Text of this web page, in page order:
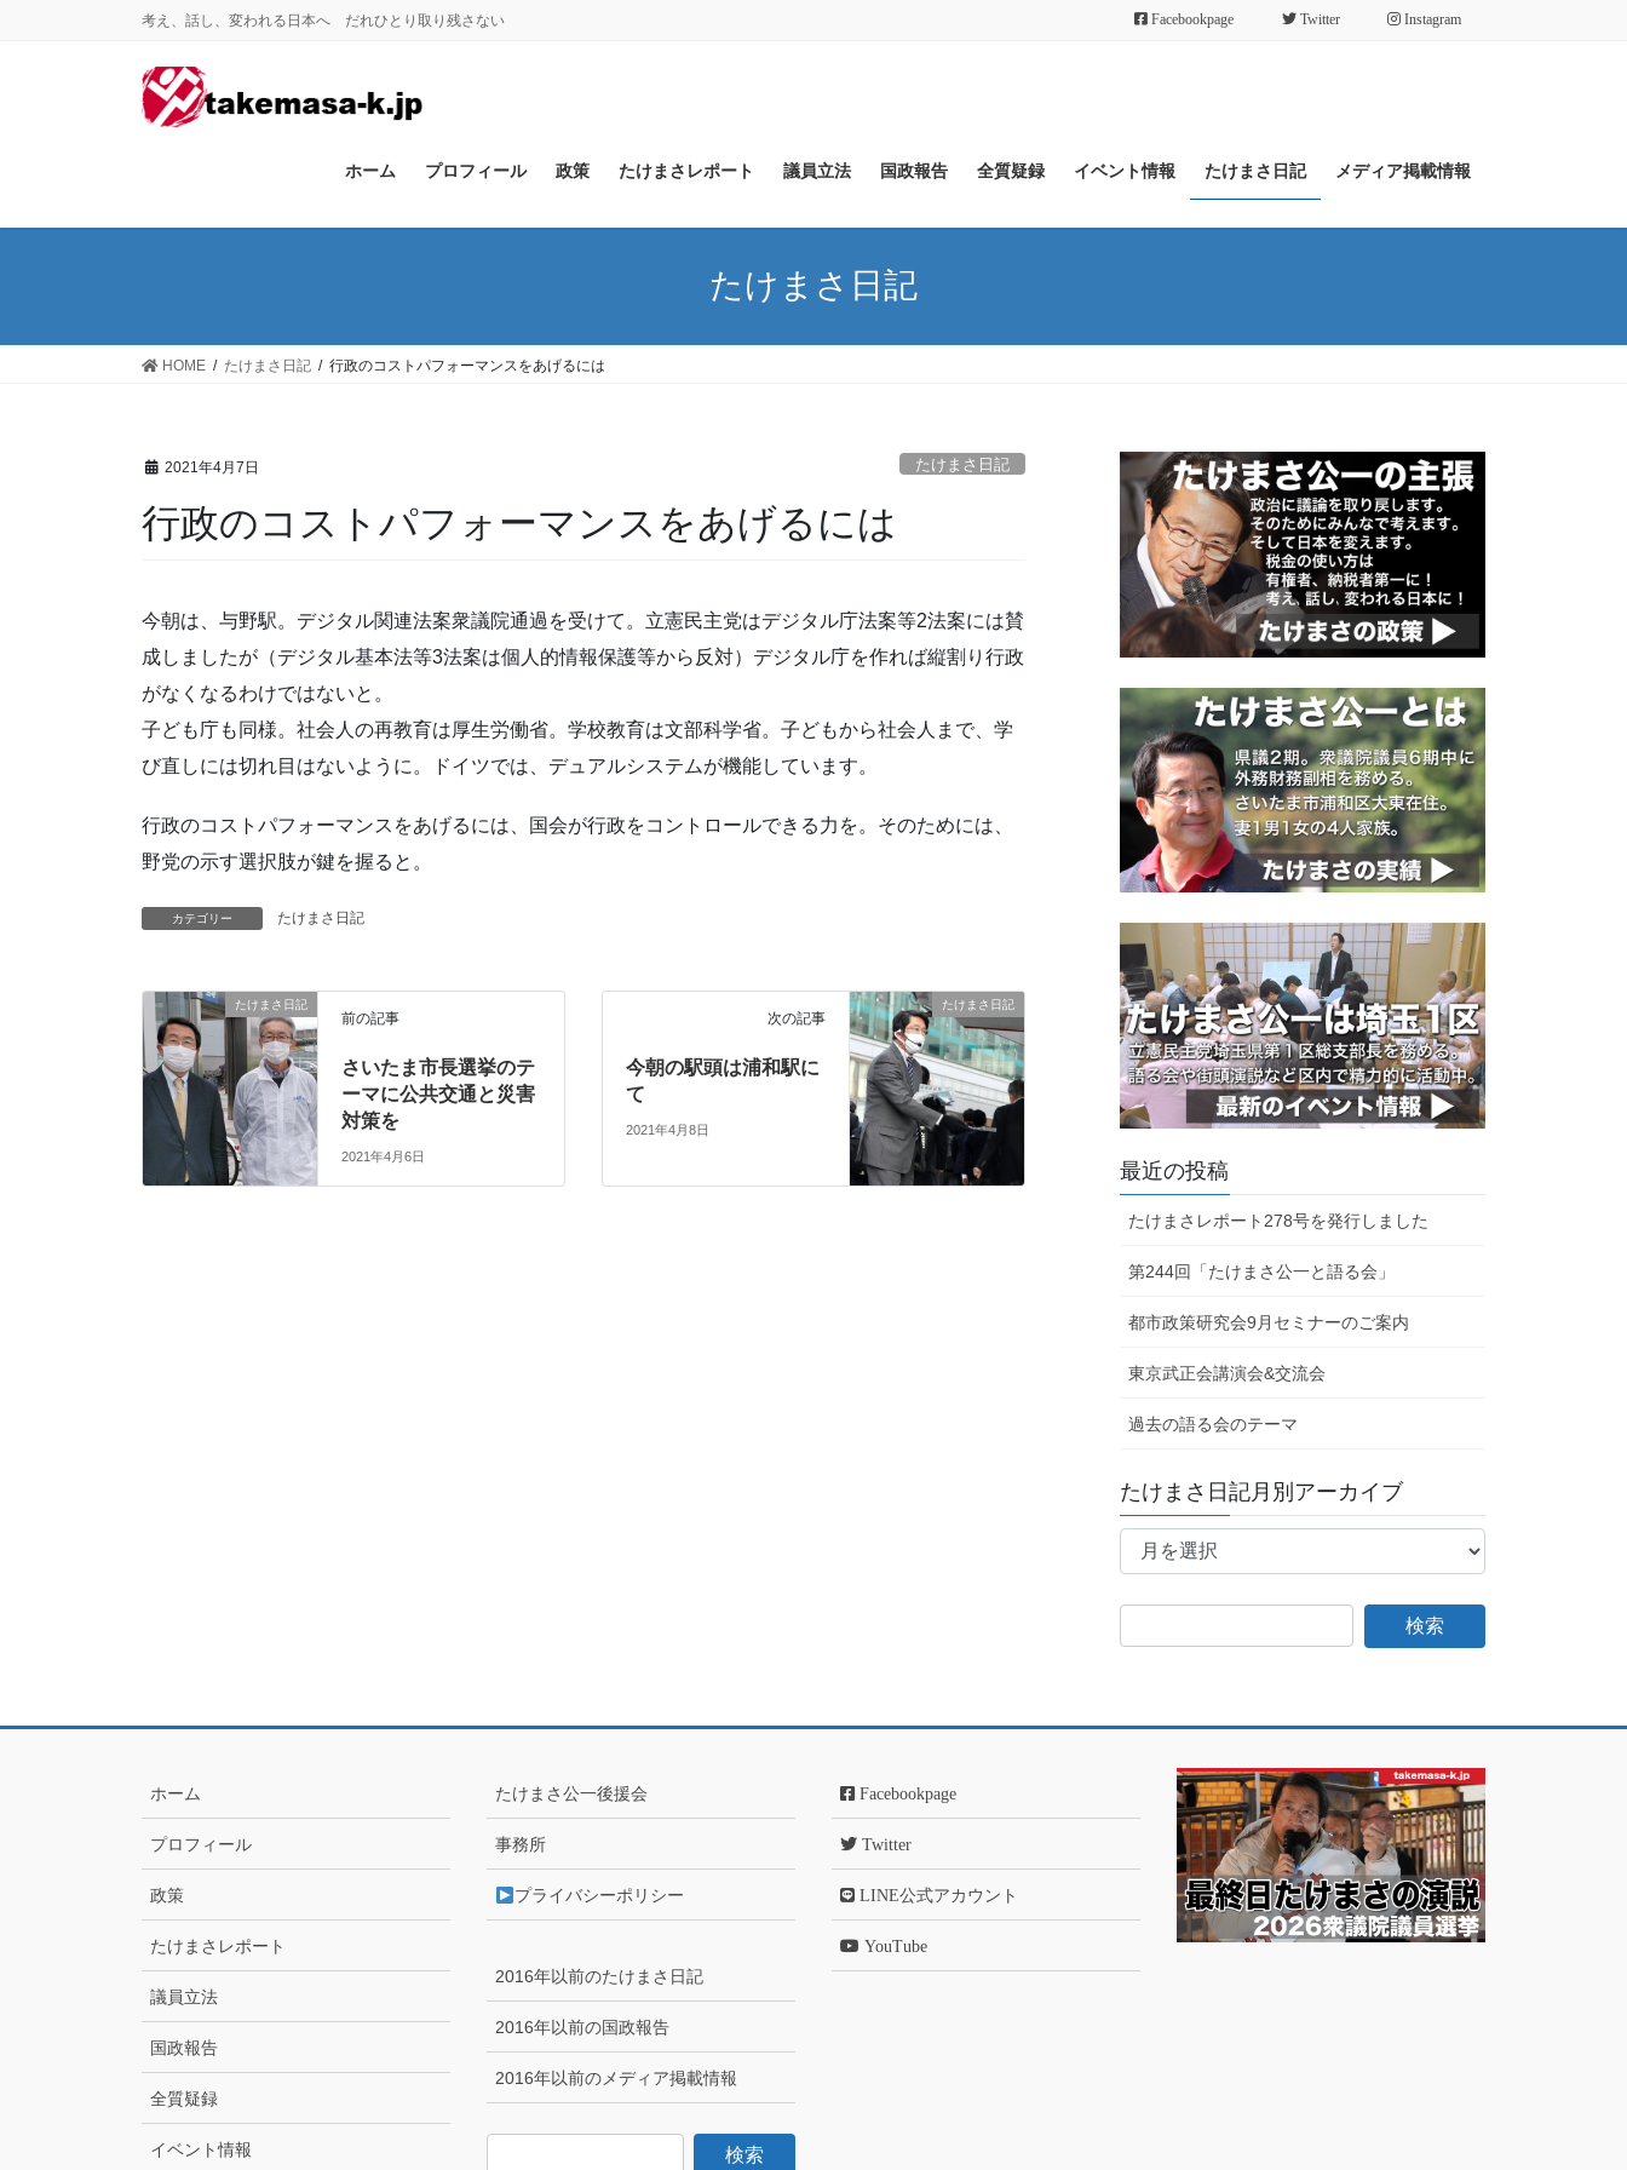
考え、話し、変われる日本へ だれひとり取り残さない Facebookpage Twitter Instagram
ホーム プロフィール 政策 たけまさレポート 議員立法 国政報告 全質疑録 イベント情報 たけまさ日記 メディア掲載情報
たけまさ日記
HOME たけまさ日記 行政のコストパフォーマンスをあげるには
2021年4月7日 たけまさ日記
行政のコストパフォーマンスをあげるには
今朝は、与野駅。デジタル関連法案衆議院通過を受けて。立憲民主党はデジタル庁法案等2法案には賛
成しましたが（デジタル基本法等3法案は個人的情報保護等から反対）デジタル庁を作れば縦割り行政
がなくなるわけではないと。
子ども庁も同様。社会人の再教育は厚生労働省。学校教育は文部科学省。子どもから社会人まで、学
び直しには切れ目はないように。ドイツでは、デュアルシステムが機能しています。
行政のコストパフォーマンスをあげるには、国会が行政をコントロールできる力を。そのためには、
野党の示す選択肢が鍵を握ると。
カテゴリー たけまさ日記
たけまさ日記
前の記事
さいたま市長選挙のテ
ーマに公共交通と災害
対策を
2021年4月6日
たけまさ日記
次の記事
今朝の駅頭は浦和駅に
て
2021年4月8日
最近の投稿
たけまさレポート278号を発行しました
第244回「たけまさ公一と語る会」
都市政策研究会9月セミナーのご案内
東京武正会講演会&交流会
過去の語る会のテーマ
たけまさ日記月別アーカイブ
た
日
別
カ
ホーム
プロフィール
政策
たけまさレポート
議員立法
国政報告
全質疑録
イベント情報
たけまさ公一後援会
事務所
プライバシーポリシー
2016年以前のたけまさ日記
2016年以前の国政報告
2016年以前のメディア掲載情報
Facebookpage
Twitter
LINE公式アカウント
YouTube